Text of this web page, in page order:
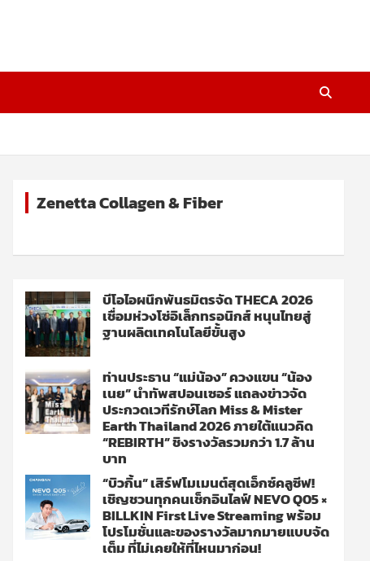
Zenetta Collagen & Fiber
บีโอไอผนึกพันธมิตรจัด THECA 2026
เชื่อมห่วงโซ่อิเล็กทรอนิกส์ หนุนไทยสู่
ฐานผลิตเทคโนโลยีขั้นสูง
ท่านประธาน “แม่น้อง” ควงแขน “น้อง
เนย” นำทัพสปอนเซอร์ แถลงข่าวจัด
ประกวดเวทีรักษ์โลก Miss & Mister
Earth Thailand 2026 ภายใต้แนวคิด
“REBIRTH” ชิงรางวัลรวมกว่า 1.7 ล้าน
บาท
“บิวกิ้น” เสิร์ฟโมเมนต์สุดเอ็กซ์คลูซีฟ!
เชิญชวนทุกคนเช็กอินไลฟ์ NEVO Q05 ×
BILLKIN First Live Streaming พร้อม
โปรโมชั่นและของรางวัลมากมายแบบจัด
เต็ม ที่ไม่เคยให้ที่ไหนมาก่อน!